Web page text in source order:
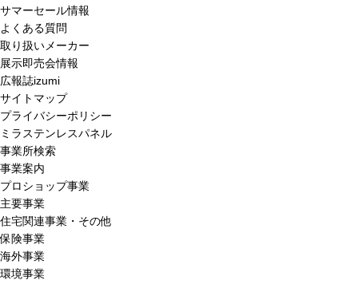
サマーセール情報
よくある質問
取り扱いメーカー
展示即売会情報
広報誌izumi
サイトマップ
プライバシーポリシー
ミラステンレスパネル
事業所検索
事業案内
プロショップ事業
主要事業
住宅関連事業・その他
保険事業
海外事業
環境事業